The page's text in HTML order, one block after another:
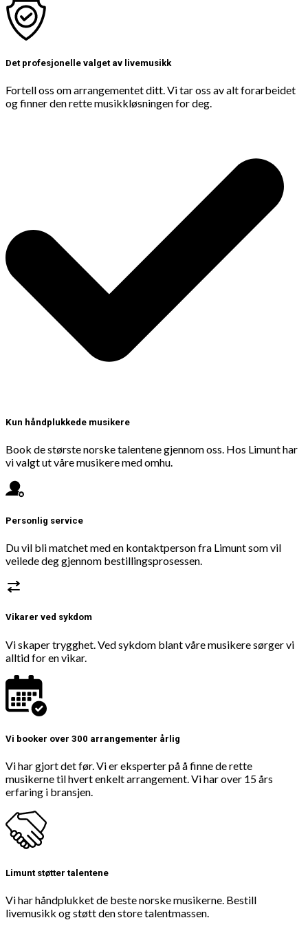
Det profesjonelle valget av livemusikk
Fortell oss om arrangementet ditt. Vi tar oss av alt forarbeidet
og finner den rette musikkløsningen for deg.
Kun håndplukkede musikere
Book de største norske talentene gjennom oss. Hos Limunt har
vi valgt ut våre musikere med omhu.
Personlig service
Du vil bli matchet med en kontaktperson fra Limunt som vil
veilede deg gjennom bestillingsprosessen.
Vikarer ved sykdom
Vi skaper trygghet. Ved sykdom blant våre musikere sørger vi
alltid for en vikar.
Vi booker over 300 arrangementer årlig
Vi har gjort det før. Vi er eksperter på å finne de rette
musikerne til hvert enkelt arrangement. Vi har over 15 års
erfaring i bransjen.
Limunt støtter talentene
Vi har håndplukket de beste norske musikerne. Bestill
livemusikk og støtt den store talentmassen.